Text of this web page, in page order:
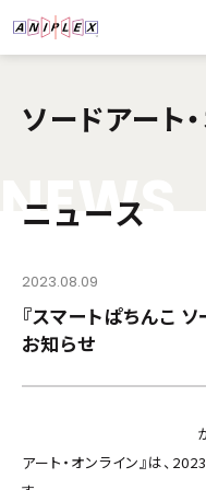
ソードアート
NEWS
ニュース
2023.08.09
『スマートぱちんこ
お知らせ
アート・オンライン』は、